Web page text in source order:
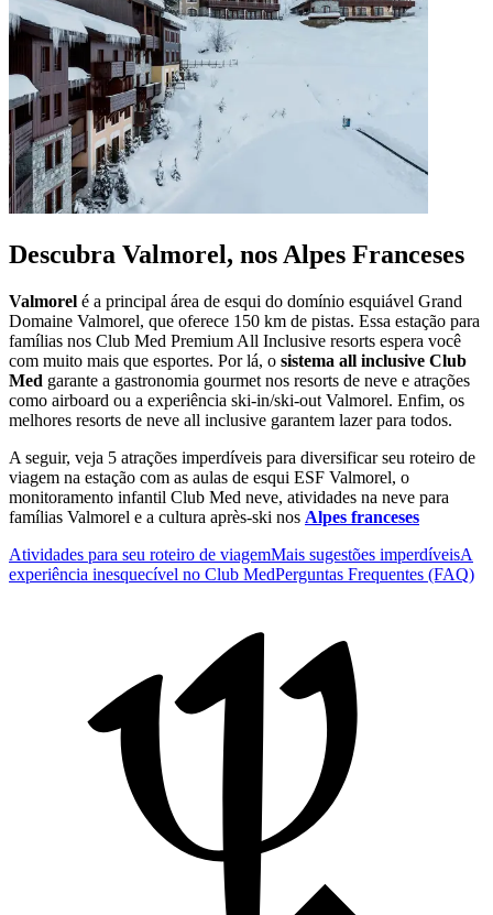
Descubra Valmorel, nos Alpes Franceses
Valmorel é a principal área de esqui do domínio esquiável Grand
Domaine Valmorel, que oferece 150 km de pistas. Essa estação para
famílias nos Club Med Premium All Inclusive resorts espera você
com muito mais que esportes. Por lá, o sistema all inclusive Club
Med garante a gastronomia gourmet nos resorts de neve e atrações
como airboard ou a experiência ski-in/ski-out Valmorel. Enfim, os
melhores resorts de neve all inclusive garantem lazer para todos.
A seguir, veja 5 atrações imperdíveis para diversificar seu roteiro de
viagem na estação com as aulas de esqui ESF Valmorel, o
monitoramento infantil Club Med neve, atividades na neve para
famílias Valmorel e a cultura après-ski nos Alpes franceses
Atividades para seu roteiro de viagemMais sugestões imperdíveisA
experiência inesquecível no Club MedPerguntas Frequentes (FAQ)